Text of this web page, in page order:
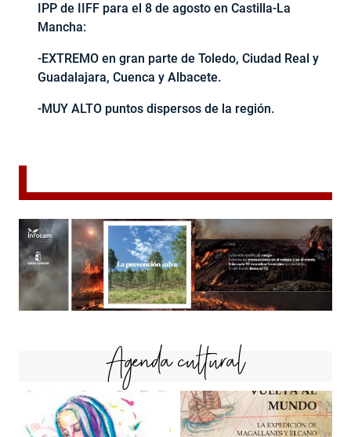
IPP de IIFF para el 8 de agosto en Castilla-La
Mancha:
-EXTREMO en gran parte de Toledo, Ciudad Real y
Guadalajara, Cuenca y Albacete.
-MUY ALTO puntos dispersos de la región.
Agenda cultural